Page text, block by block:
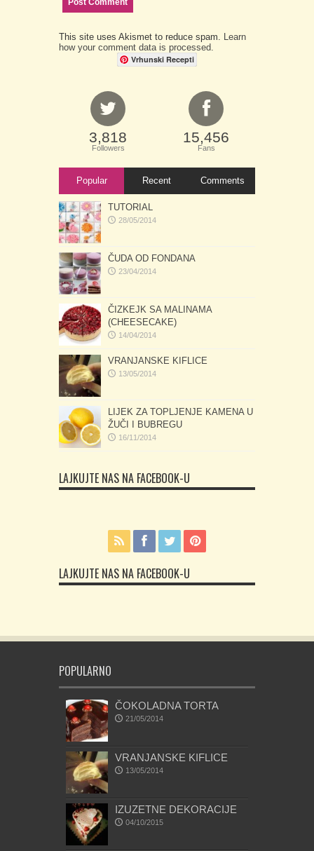
This site uses Akismet to reduce spam. Learn
how your comment data is processed.
Vrhunski Recepti
3,818
Followers
15,456
Fans
Popular Recent Comments
TUTORIAL
28/05/2014
ČUDA OD FONDANA
23/04/2014
ČIZKEJK SA MALINAMA
(CHEESECAKE)
14/04/2014
VRANJANSKE KIFLICE
13/05/2014
LIJEK ZA TOPLJENJE KAMENA U
ŽUČI I BUBREGU
16/11/2014
LAJKUJTE NAS NA FACEBOOK-U
LAJKUJTE NAS NA FACEBOOK-U
POPULARNO
ČOKOLADNA TORTA
21/05/2014
VRANJANSKE KIFLICE
13/05/2014
IZUZETNE DEKORACIJE
04/10/2015